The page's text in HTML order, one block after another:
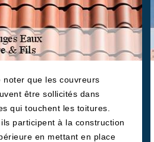
noter que les couvreurs
être sollicités dans
qui touchent les toitures.
participent à la construction
en mettant en place